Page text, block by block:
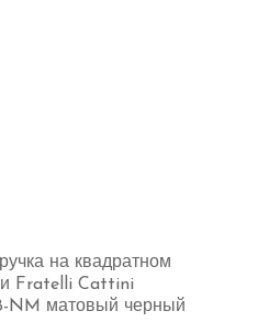
на квадратном
Fratelli Cattini
NM матовый черный